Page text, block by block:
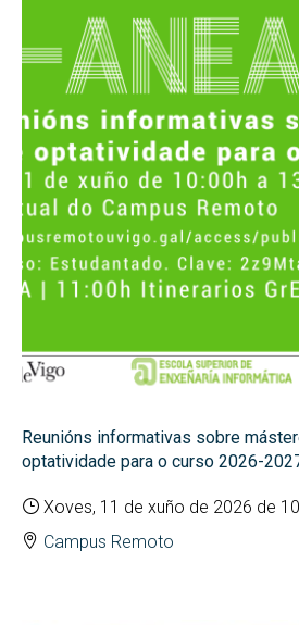
Reunións informativas sobre
optatividade para o curso 2026-
Xoves, 11 de xuño de 2026 de
Campus Remoto